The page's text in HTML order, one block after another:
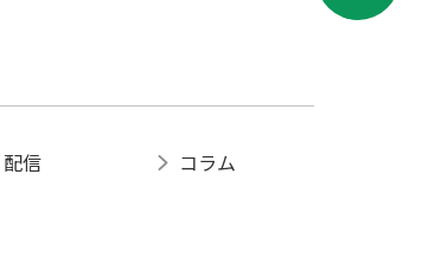
信
コラム